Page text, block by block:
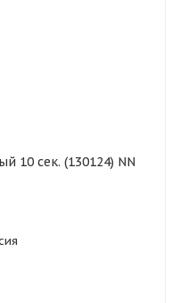
сборочный 10 сек. (130124) NN